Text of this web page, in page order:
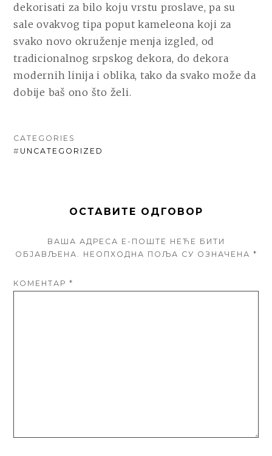
dekorisati za bilo koju vrstu proslave, pa su
sale ovakvog tipa poput kameleona koji za
svako novo okruženje menja izgled, od
tradicionalnog srpskog dekora, do dekora
modernih linija i oblika, tako da svako može da
dobije baš ono što želi.
CATEGORIES
# UNCATEGORIZED
ОСТАВИТЕ ОДГОВОР
ВАША АДРЕСА Е-ПОШТЕ НЕЋЕ БИТИ
ОБЈАВЉЕНА.
НЕОПХОДНА ПОЉА СУ ОЗНАЧЕНА *
КОМЕНТАР*